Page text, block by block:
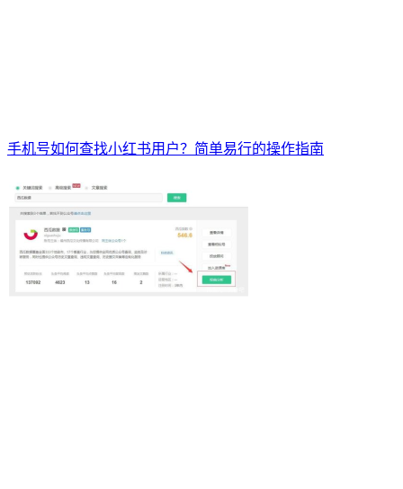
手机号如何查找小红书用户？简单易行的操作指南